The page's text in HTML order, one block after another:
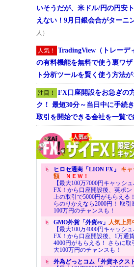
いそうだが、米ドル/円の円安
えない！9月日銀会合がターニ
人）
人気！
TradingView（トレーデ
の有料機能を無料で使う裏ワ
ト分析ツールを賢く使う方法が
注目！
FX口座開設をお急ぎの
ク！ 最短30分～当日中に手続
取引を開始できる会社を一覧で
ヒロセ通商「LION FX」 キ
額ＮＥＷ！
【最大100万7000円キャッシ
FX！から口座開設後、英ポン
上の取引で5000円がもらえる
らのりかえなら2000円！ 取
100万円のチャンスも！
GMO外貨「外貨ex」 人気上昇
【最大100万4000円キャッシ
FX！から口座開設後、1万通
4000円がもらえる！ さらに取
大100万円のチャンスも！
外為どっとコム「外貨ネクス